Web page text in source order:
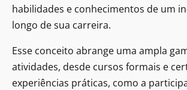
habilidades e conhecimentos de um
longo de sua carreira.
Esse conceito abrange uma ampla
atividades, desde cursos formais e
experiências práticas, como a